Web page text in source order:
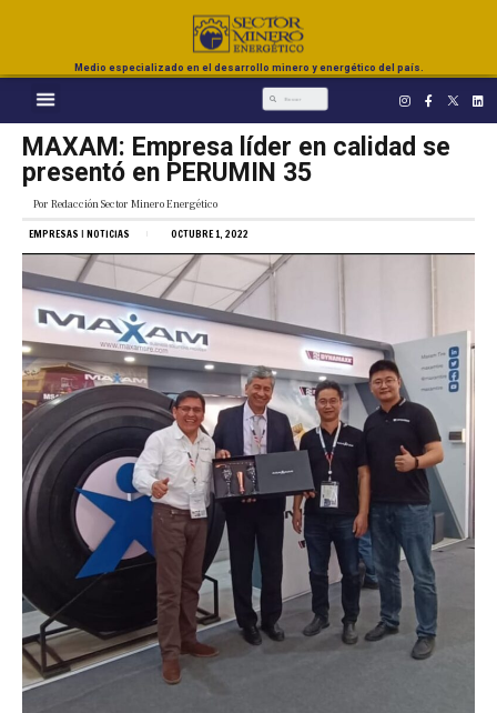
Medio especializado en el desarrollo minero y energético del país.
MAXAM: Empresa líder en calidad se
presentó en PERUMIN 35
Por Redacción Sector Minero Energético
EMPRESAS | NOTICIAS OCTUBRE 1, 2022